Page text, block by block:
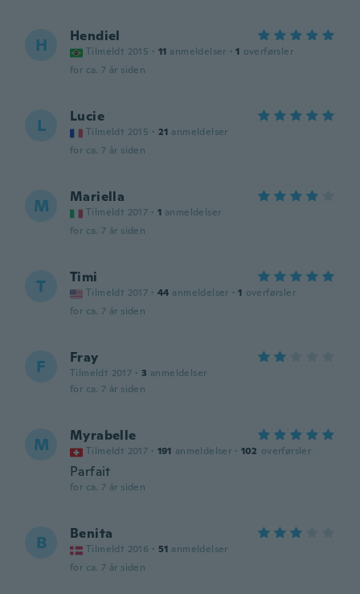
H Hendiel
Tilmeldt 2015 · 11 anmeldelser · 1 overførsler
for ca. 7 år siden
L Lucie
Tilmeldt 2015 · 21 anmeldelser
for ca. 7 år siden
M Mariella
Tilmeldt 2017 · 1 anmeldelser
for ca. 7 år siden
T Timi
Tilmeldt 2017 · 44 anmeldelser · 1 overførsler
for ca. 7 år siden
F Fray
Tilmeldt 2017 · 3 anmeldelser
for ca. 7 år siden
M Myrabelle
Tilmeldt 2017 · 191 anmeldelser · 102 overførsler
Parfait
for ca. 7 år siden
B Benita
Tilmeldt 2016 · 51 anmeldelser
for ca. 7 år siden